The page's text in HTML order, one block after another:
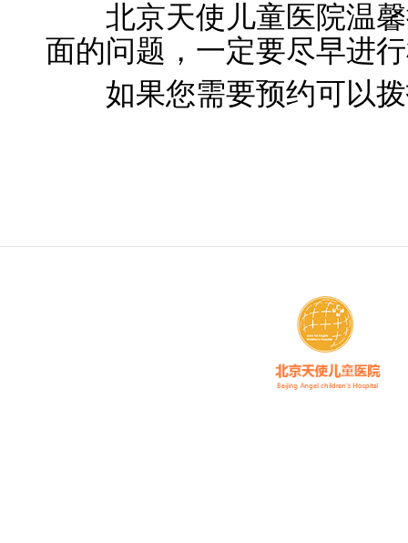
北京天使儿童医院温馨
面的问题，一定要尽早进
如果您需要预约可以拨